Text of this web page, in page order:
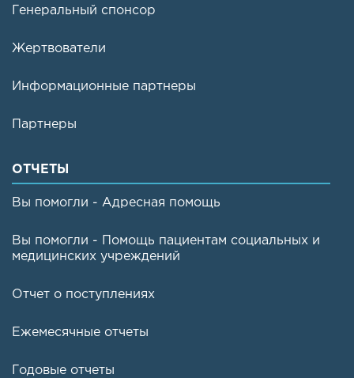
Генеральный спонсор
Жертвователи
Информационные партнеры
Партнеры
ОТЧЕТЫ
Вы помогли - Адресная помощь
Вы помогли - Помощь пациентам социальных и
медицинских учреждений
Отчет о поступлениях
Ежемесячные отчеты
Годовые отчеты